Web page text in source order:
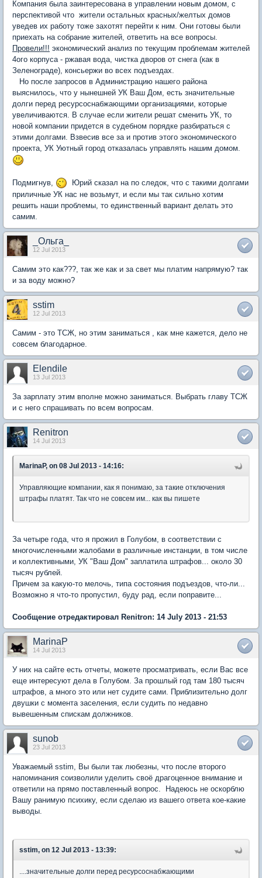
Компания была заинтересована в управлении новым домом, с
перспективой что жители остальных красных/желтых домов
уведев их работу тоже захотят перейти к ним. Они готовы были
приехать на собрание жителей, ответить на все вопросы.
Провели!!! экономический анализ по текущим проблемам жителей
4ого корпуса - ржавая вода, чистка дворов от снега (как в
Зеленограде), консьержи во всех подъездах.
Но после запросов в Администрацию нашего района
выяснилось, что у нынешней УК Ваш Дом, есть значительные
долги перед ресурсоснабжающими организациями, которые
увеличиваются. В случае если жители решат сменить УК, то
новой компании придется в судебном порядке разбираться с
этими долгами. Взвесив все за и против этого экономического
проекта, УК Уютный город отказалась управлять нашим домом.
Подмигнув,
Юрий сказал на по следок, что с такими долгами
приличные УК нас не возьмут, и если мы так сильно хотим
решить наши проблемы, то единственный вариант делать это
самим.
_Ольга_
12 Jul 2013
Самим это как???, так же как и за свет мы платим напрямую? так
и за воду можно?
sstim
12 Jul 2013
Самим - это ТСЖ, но этим заниматься , как мне кажется, дело не
совсем благодарное.
Elendile
13 Jul 2013
За зарплату этим вполне можно заниматься. Выбрать главу ТСЖ
и с него спрашивать по всем вопросам.
Renitron
14 Jul 2013
MarinaP, on 08 Jul 2013 - 14:16:
Управляющие компании, как я понимаю, за такие отключения
штрафы платят. Так что не совсем им... как вы пишете
За четыре года, что я прожил в Голубом, в соответствии с
многочисленными жалобами в различные инстанции, в том числе
и коллективными, УК "Ваш Дом" заплатила штрафов... около 30
тысяч рублей.
Причем за какую-то мелочь, типа состояния подъездов, что-ли...
Возможно я что-то пропустил, буду рад, если поправите...
Сообщение отредактировал Renitron: 14 July 2013 - 21:53
MarinaP
14 Jul 2013
У них на сайте есть отчеты, можете просматривать, если Вас все
еще интересуют дела в Голубом. За прошлый год там 180 тысяч
штрафов, а много это или нет судите сами. Приблизительно долг
двушки с момента заселения, если судить по недавно
вывешенным спискам должников.
sunob
23 Jul 2013
Уважаемый sstim, Вы были так любезны, что после второго
напоминания соизволили уделить своё драгоценное внимание и
ответили на прямо поставленный вопрос. Надеюсь не оскорблю
Вашу ранимую психику, если сделаю из вашего ответа кое-какие
выводы.
sstim, on 12 Jul 2013 - 13:39:
....значительные долги перед ресурсоснабжающими